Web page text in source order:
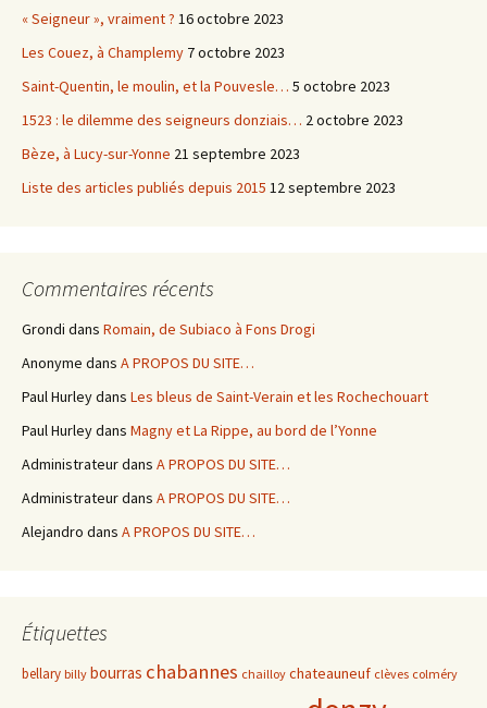
« Seigneur », vraiment ? 16 octobre 2023
Les Couez, à Champlemy 7 octobre 2023
Saint-Quentin, le moulin, et la Pouvesle… 5 octobre 2023
1523 : le dilemme des seigneurs donziais… 2 octobre 2023
Bèze, à Lucy-sur-Yonne 21 septembre 2023
Liste des articles publiés depuis 2015 12 septembre 2023
Commentaires récents
Grondi dans Romain, de Subiaco à Fons Drogi
Anonyme dans A PROPOS DU SITE…
Paul Hurleydans Les bleus de Saint-Verain et les Rochechouart
Paul Hurleydans Magny et La Rippe, au bord de l’Yonne
Administrateurdans A PROPOS DU SITE…
Administrateurdans A PROPOS DU SITE…
Alejandro dans A PROPOS DU SITE…
Étiquettes
bellary billy bourras chabannes chailloy chateauneuf clèves colméry